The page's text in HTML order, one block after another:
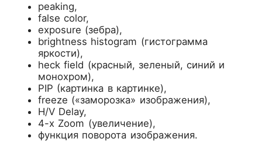
peaking,
false color,
exposure (зебра),
brightness histogram (гистограмма
яркости),
heck field (красный, зеленый, синий и
монохром),
PIP (картинка в картинке),
freeze («заморозка» изображения),
H/V Delay,
4-x Zoom (увеличение),
функция поворота изображения.